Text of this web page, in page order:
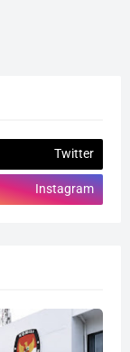
Twitter
Instagram